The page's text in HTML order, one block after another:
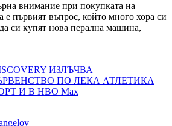
внимание при покупката на
е първият въпрос, който много хора си
да си купят нова перална машина,